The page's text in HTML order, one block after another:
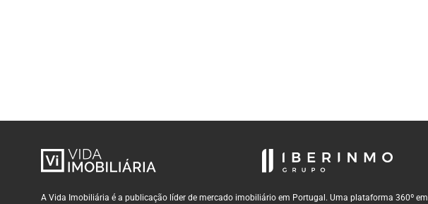
A Vida Imobiliária é a publicação líder de mercado imobiliário em Portugal. Uma plataforma 360º em